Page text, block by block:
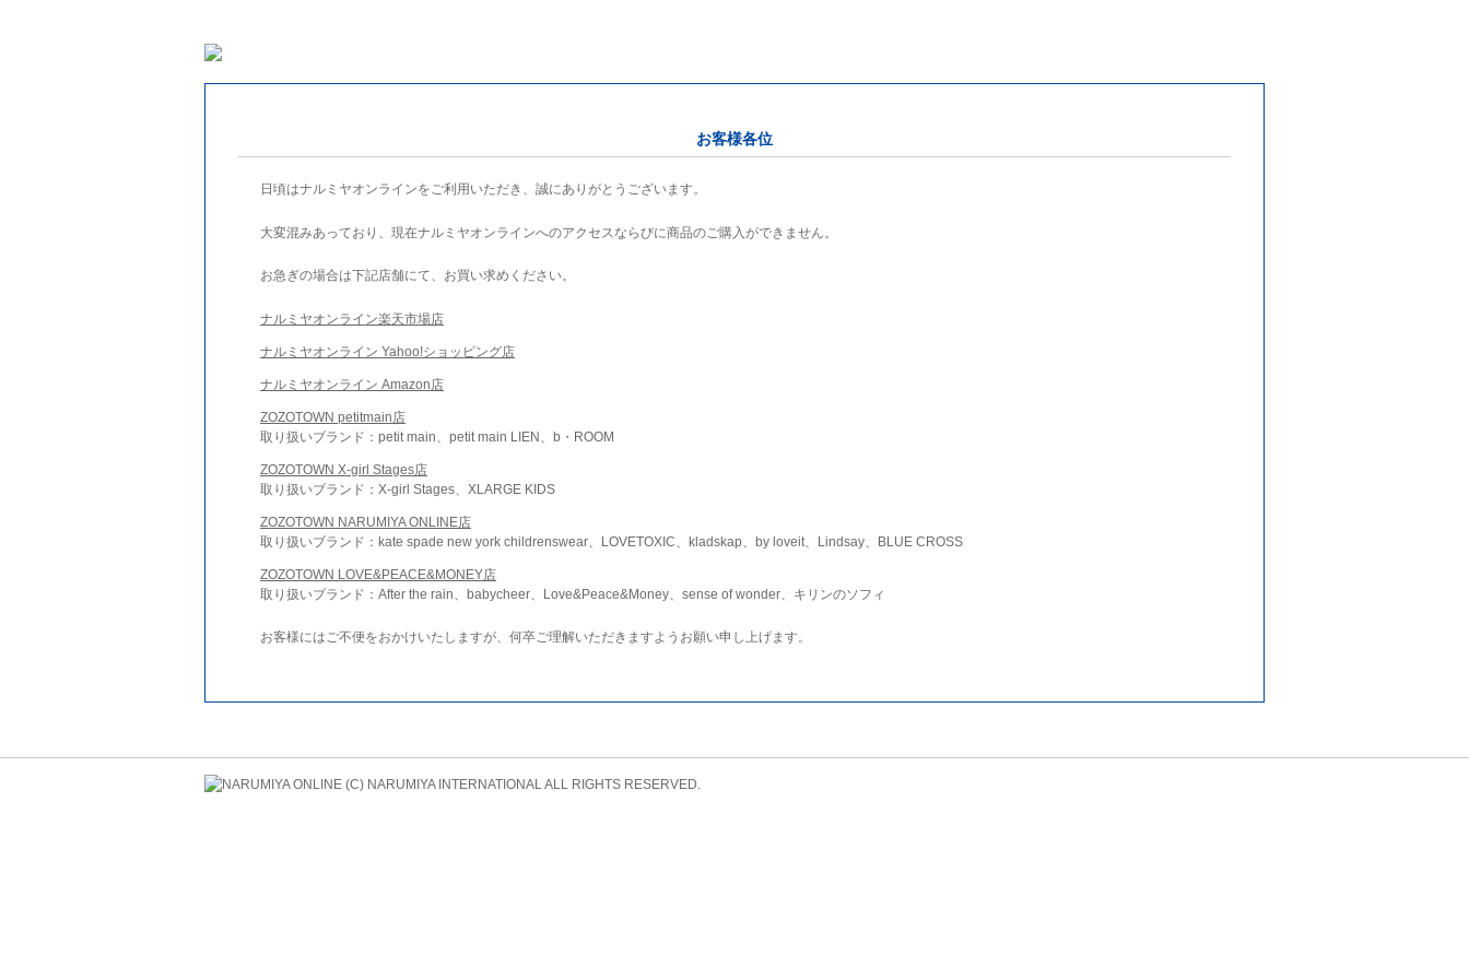
お客様各位
日頃はナルミヤオンラインをご利用いただき、誠にありがとうございます。
大変混みあっており、現在ナルミヤオンラインへのアクセスならびに商品のご購入ができません。
お急ぎの場合は下記店舗にて、お買い求めください。
ナルミヤオンライン楽天市場店
ナルミヤオンライン Yahoo!ショッピング店
ナルミヤオンライン Amazon店
ZOZOTOWN petitmain店
取り扱いブランド：petit main、petit main LIEN、b・ROOM
ZOZOTOWN X-girl Stages店
取り扱いブランド：X-girl Stages、XLARGE KIDS
ZOZOTOWN NARUMIYA ONLINE店
取り扱いブランド：kate spade new york childrenswear、LOVETOXIC、kladskap、by loveit、Lindsay、BLUE CROSS
ZOZOTOWN LOVE&PEACE&MONEY店
取り扱いブランド：After the rain、babycheer、Love&Peace&Money、sense of wonder、キリンのソフィ
お客様にはご不便をおかけいたしますが、何卒ご理解いただきますようお願い申し上げます。